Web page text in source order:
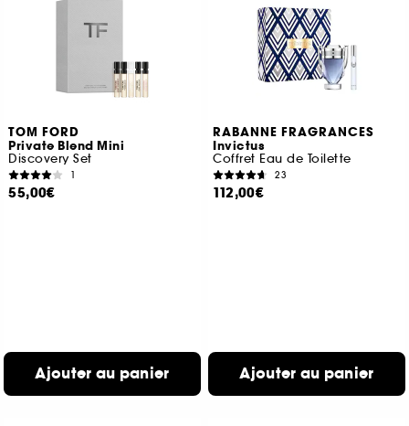
TOM FORD
Private Blend Mini
Discovery Set
1
55,00€
Ajouter au panier
RABANNE FRAGRANCES
Invictus
Coffret Eau de Toilette
23
112,00€
Ajouter au panier